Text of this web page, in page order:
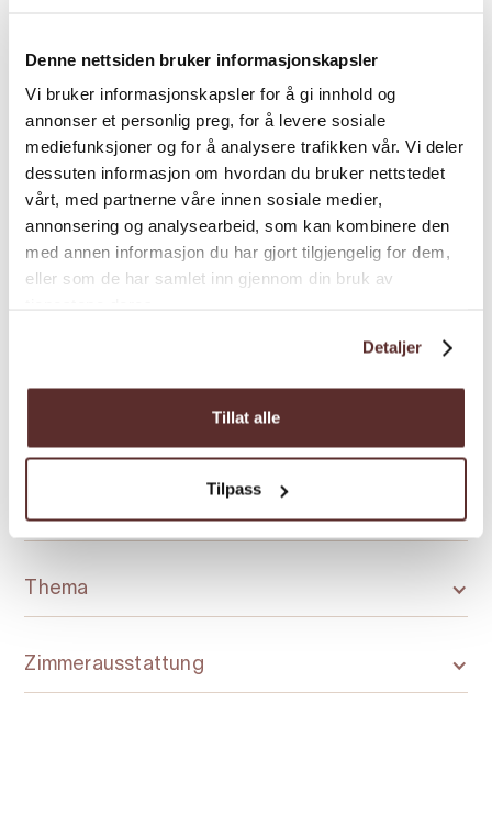
Denne nettsiden bruker informasjonskapsler
Vi bruker informasjonskapsler for å gi innhold og
annonser et personlig preg, for å levere sosiale
mediefunksjoner og for å analysere trafikken vår. Vi deler
dessuten informasjon om hvordan du bruker nettstedet
vårt, med partnerne våre innen sosiale medier,
annonsering og analysearbeid, som kan kombinere den
med annen informasjon du har gjort tilgjengelig for dem,
eller som de har samlet inn gjennom din bruk av
Detaljer
Tillat alle
Tilpass
Willkommen in der Bakkegata!
Siehe mehr
Abstand
Allgemeine Einrichtungen
Saison
Thema
Zimmerausstattung